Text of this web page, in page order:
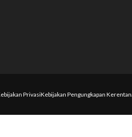
PrivasiKebijakan Pengungkapan